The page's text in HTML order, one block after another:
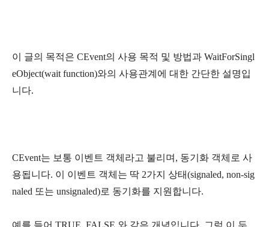
이 글의 목적은 CEvent의 사용 목적 및 방법과 WaitForSingl
eObject(wait function)와의 사용관계에 대한 간단한 설명입
니다.
CEvent는 보통 이벤트 객체라고 불리며, 동기화 객체로 사
용됩니다. 이 이벤트 객체는 딱 2가지 상태(signaled, non-sig
naled 또는 unsignaled)로 동기화를 지원합니다.
예를 들어 TRUE, FALSE 와 같은 개념입니다. 그럼 이 두